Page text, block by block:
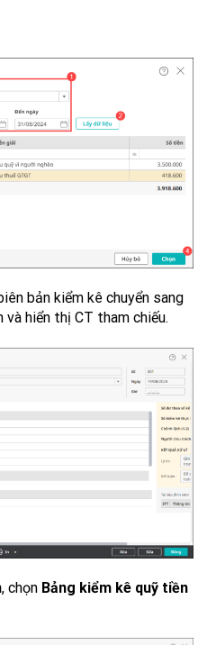
bản kiểm kê chuyển sang
hiển thị CT tham chiếu.
, chọn Bảng kiểm kê quỹ tiền